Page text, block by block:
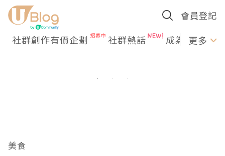
會員登記
社群創作有價企劃 社群熱話 成為U更多
美食